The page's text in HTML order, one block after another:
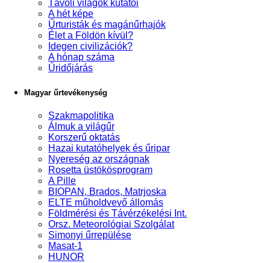
Távoli világok kutatói
A hét képe
Űrturisták és magánűrhajók
Élet a Földön kívül?
Idegen civilizációk?
A hónap száma
Űridőjárás
Magyar űrtevékenység
Szakmapolitika
Álmuk a világűr
Korszerű oktatás
Hazai kutatóhelyek és űripar
Nyereség az országnak
Rosetta üstökösprogram
A Pille
BIOPAN, Brados, Matrjoska
ELTE műholdvevő állomás
Földmérési és Távérzékelési Int.
Orsz. Meteorológiai Szolgálat
Simonyi űrrepülése
Masat-1
HUNOR